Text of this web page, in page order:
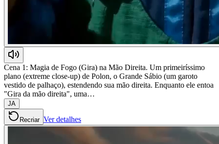
Cena 1: Magia de Fogo (Gira) na Mão Direita. Um primeiríssimo
plano (extreme close-up) de Polon, o Grande Sábio (um garoto
vestido de palhaço), estendendo sua mão direita. Enquanto ele entoa
"Gira da mão direita", uma…
JA
Recriar Ver detalhes